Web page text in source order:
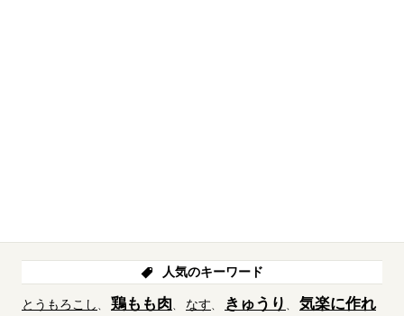
人気のキーワード
とうもろこし 鶏もも肉 なす きゅうり
気楽に作れ